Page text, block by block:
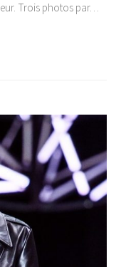
Trois photos par…